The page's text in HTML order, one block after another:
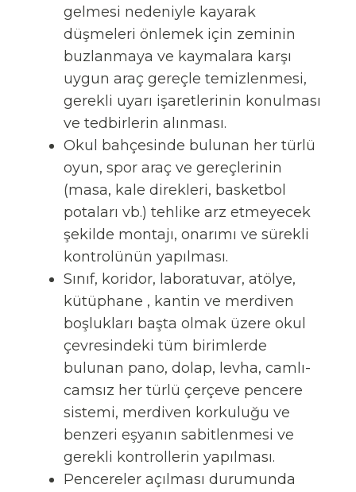
gelmesi nedeniyle kayarak
düşmeleri önlemek için zeminin
buzlanmaya ve kaymalara karşı
uygun araç gereçle temizlenmesi,
gerekli uyarı işaretlerinin konulması
ve tedbirlerin alınması.
Okul bahçesinde bulunan her türlü
oyun, spor araç ve gereçlerinin
(masa, kale direkleri, basketbol
potaları vb.) tehlike arz etmeyecek
şekilde montajı, onarımı ve sürekli
kontrolünün yapılması.
Sınıf, koridor, laboratuvar, atölye,
kütüphane , kantin ve merdiven
boşlukları başta olmak üzere okul
çevresindeki tüm birimlerde
bulunan pano, dolap, levha, camlı-
camsız her türlü çerçeve pencere
sistemi, merdiven korkuluğu ve
benzeri eşyanın sabitlenmesi ve
gerekli kontrollerin yapılması.
Pencereler açılması durumunda